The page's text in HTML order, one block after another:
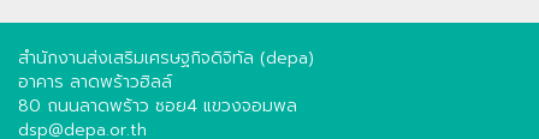
สำนักงานส่งเสริมเศรษฐกิจดิจิทัล (depa)
อาคาร ลาดพร้าวฮิลล์
80 ถนนลาดพร้าว ซอย4 แขวงจอมพล
dsp@depa.or.th